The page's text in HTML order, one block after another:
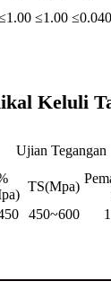
≤1.00 ≤0.040
Keluli
Ujian Tegangan
TS(Mpa)
450~600